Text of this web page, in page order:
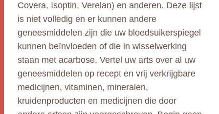
Covera, Isoptin, Verelan) en anderen. Deze lijst
is niet volledig en er kunnen andere
geneesmiddelen zijn die uw bloedsuikerspiegel
kunnen beïnvloeden of die in wisselwerking
staan met acarbose. Vertel uw arts over al uw
geneesmiddelen op recept en vrij verkrijgbare
medicijnen, vitaminen, mineralen,
kruidenproducten en medicijnen die door